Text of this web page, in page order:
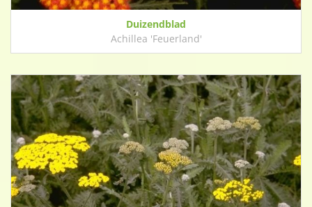
Duizendblad
Achillea 'Feuerland'